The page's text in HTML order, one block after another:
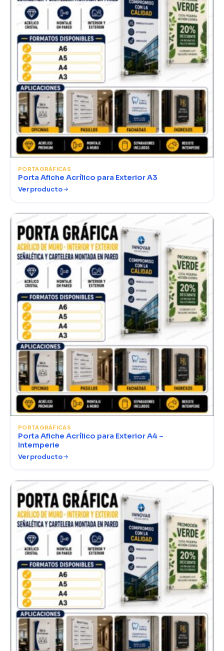
PORTAGRÁFICAS
Porta Afiche Acrílico para Exterior A3
Ver producto
PORTAGRÁFICAS
Porta Afiche Acrílico para Exterior A4 –
Intemperie
Ver producto